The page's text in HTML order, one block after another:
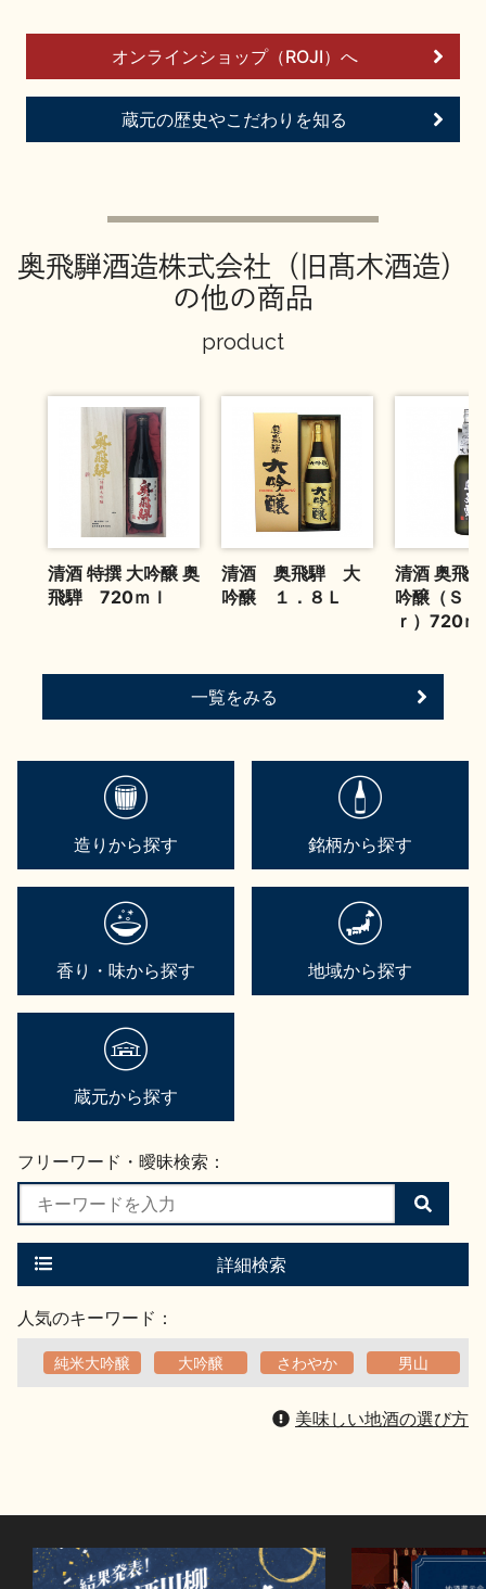
美味しい地酒の選び方
地酒蔵元会とは
お問い合わせ
オンラインショップ（ROJI）へ
蔵元の歴史やこだわりを知る
奥飛騨酒造株式会社（旧髙木酒造）
の他の商品
product
清酒 特撰 大吟醸 奥
飛騨 720ｍｌ
清酒 奥飛騨 大
吟醸 １．８Ｌ
清酒 奥飛
吟醸（Ｓ
ｒ）720ｍ
一覧をみる
造りから探す 銘柄から探す
香り・味から探す 地域から探す
蔵元から探す
フリーワード・曖昧検索：
検
索
す
詳細検索
人気のキーワード：
純米大吟醸 大吟醸 さわやか 男山
美味しい地酒の選び方